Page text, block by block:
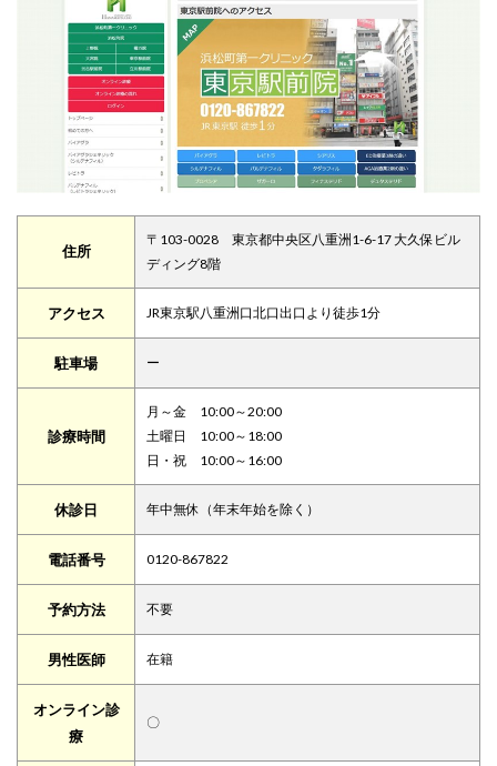
住所
〒103-0028 東京都中央区八重洲1-6-17 大久保ビル
ディング8階
アクセス JR東京駅八重洲口北口出口より徒歩1分
駐車場 ー
診療時間
月～金 10:00～20:00
土曜日 10:00～18:00
日・祝 10:00～16:00
休診日 年中無休（年末年始を除く）
電話番号 0120-867822
予約方法 不要
男性医師 在籍
オンライン診
療
〇